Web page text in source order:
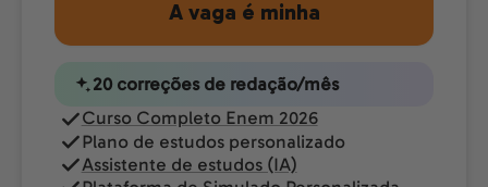
A vaga é minha
20 correções de redação/mês
Curso Completo Enem 2026
Plano de estudos personalizado
Assistente de estudos (IA)